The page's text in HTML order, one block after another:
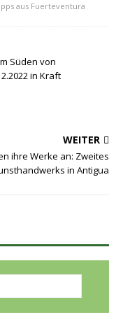
aus Fuerteventura
Süden von
in Kraft
WEITER
ihre Werke an: Zweites
in Antigua